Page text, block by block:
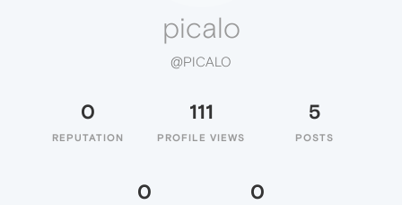
picalo
@PICALO
0
REPUTATION
111
PROFILE VIEWS
5
POSTS
0 0